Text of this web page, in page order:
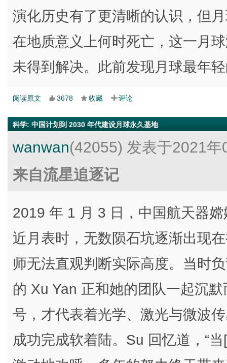
演化历史有了更清晰的认识，但
在地质意义上何时死亡，这一月
未得到解决。此前发现月球最年
阅读原文 3678 收藏 评论
科学: 中国计划到 2030 年代建设月球永久基地
wanwan(42055) 发表于2021
来自流星追逐记
2019 年 1 月 3 日，中国航天器
近月表时，无数陨石坑逐渐出现
师无法直观判断实际高度。当时
的 Xu Yan 正和她的团队一起沉
号，才代表着光学、激光与微波
成功完成软着陆。Su 回忆道，“